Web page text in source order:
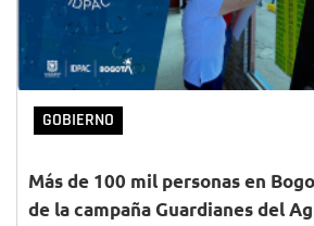
GOBIERNO
Más de 100 mil personas en
de la campaña Guardianes del